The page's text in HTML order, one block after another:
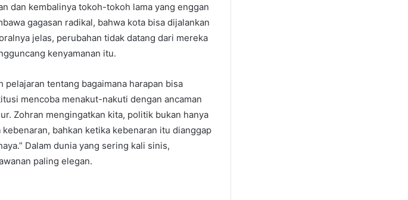
dan kembalinya tokoh-tokoh lama yang enggan
gagasan radikal, bahwa kota bisa dijalankan
jelas, perubahan tidak datang dari mereka
kenyamanan itu.
tentang bagaimana harapan bisa
mencoba menakut-nakuti dengan ancaman
Zohran mengingatkan kita, politik bukan hanya
bahkan ketika kebenaran itu dianggap
Dalam dunia yang sering kali sinis,
paling elegan.